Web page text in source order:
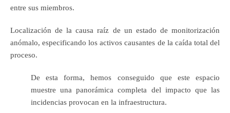
entre sus miembros.
Localización de la causa raíz de un estado de monitorización
anómalo, especificando los activos causantes de la caída total del
proceso.
De esta forma, hemos conseguido que este espacio
muestre una panorámica completa del impacto que las
incidencias provocan en la infraestructura.